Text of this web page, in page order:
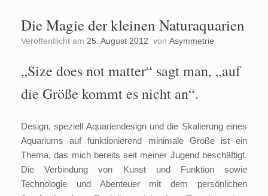
Die Magie der kleinen Naturaquarien
Veröffentlicht am 25. August 2012 von Asymmetrie
„Size does not matter“ sagt man, „auf
die Größe kommt es nicht an“.
Design, speziell Aquariendesign und die Skalierung eines
Aquariums auf funktionierend minimale Größe ist ein
Thema, das mich bereits seit meiner Jugend beschäftigt.
Die Verbindung von Kunst und Funktion sowie
Technologie und Abenteuer mit dem persönlichen